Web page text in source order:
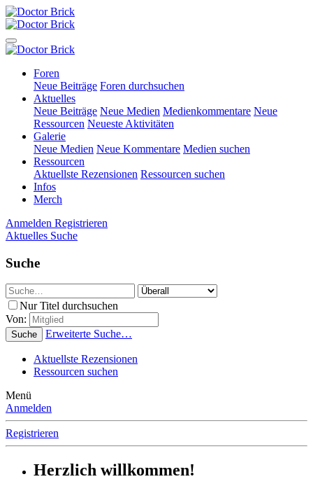
Foren
Neue Beiträge Foren durchsuchen
Aktuelles
Neue Beiträge Neue Medien Medienkommentare Neue
Ressourcen Neueste Aktivitäten
Galerie
Neue Medien Neue Kommentare Medien suchen
Ressourcen
Aktuellste Rezensionen Ressourcen suchen
Infos
Merch
Anmelden Registrieren
Aktuelles Suche
Suche
Nur Titel durchsuchen
Von:
Suche Erweiterte Suche…
Aktuellste Rezensionen
Ressourcen suchen
Menü
Anmelden
Registrieren
Herzlich willkommen!